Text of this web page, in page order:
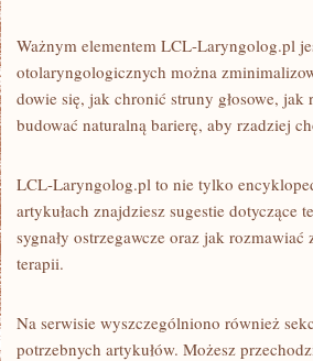
Ważnym elementem LCL-Laryngolog.pl
otolaryngologicznych można
dowie się, jak chronić struny głosowe,
budować naturalną barierę, aby rzadziej
LCL-Laryngolog.pl to nie tylko
artykułach znajdziesz sugestie dotyczące
sygnały ostrzegawcze oraz jak
terapii.
Na serwisie wyszczególniono również
potrzebnych artykułów. Możesz